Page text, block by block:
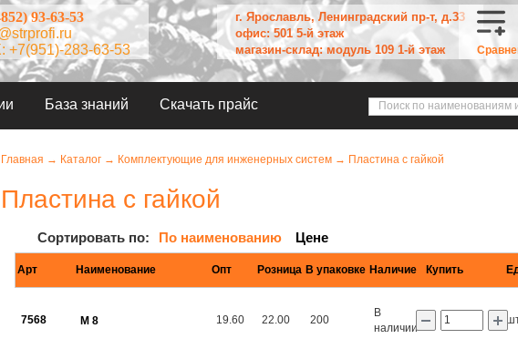
93-63-53
+7(951)-283-63-53
г. Ярославль, Ленинградский пр-т, д.33
офис: 501 5-й этаж
магазин-склад: модуль 109 1-й этаж
База знаний Скачать прайс
Главная → Каталог → Комплектующие для инженерных систем → Пластина с гайкой
Пластина с гайкой
Сортировать по: По наименованию Цене
Арт Наименование Опт Розница В упаковке Наличие Купить
7568 М 8 19.60 22.00 200
В
наличии